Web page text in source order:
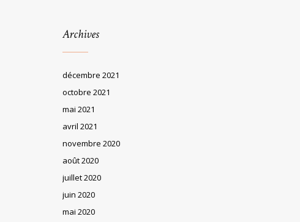
Archives
décembre 2021
octobre 2021
mai 2021
avril 2021
novembre 2020
août 2020
juillet 2020
juin 2020
mai 2020